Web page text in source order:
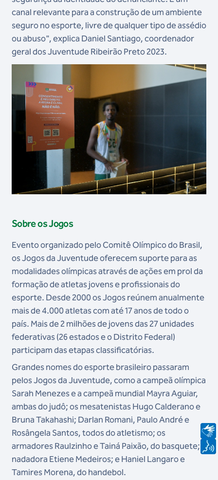
canal relevante para a construção de um ambiente
seguro no esporte, livre de qualquer tipo de assédio
ou abuso", explica Daniel Santiago, coordenador
geral dos Juventude Ribeirão Preto 2023.
Sobre os Jogos
Evento organizado pelo Comitê Olímpico do Brasil,
os Jogos da Juventude oferecem suporte para as
modalidades olímpicas através de ações em prol da
formação de atletas jovens e profissionais do
esporte. Desde 2000 os Jogos reúnem anualmente
mais de 4.000 atletas com até 17 anos de todo o
país. Mais de 2 milhões de jovens das 27 unidades
federativas (26 estados e o Distrito Federal)
participam das etapas classificatórias.
Grandes nomes do esporte brasileiro passaram
pelos Jogos da Juventude, como a campeã olímpica
Sarah Menezes e a campeã mundial Mayra Aguiar,
ambas do judô; os mesatenistas Hugo Calderano e
Bruna Takahashi; Darlan Romani, Paulo André e
Rosângela Santos, todos do atletismo; os
armadores Raulzinho e Tainá Paixão, do basquete; a
nadadora Etiene Medeiros; e Haniel Langaro e
Tamires Morena, do handebol.